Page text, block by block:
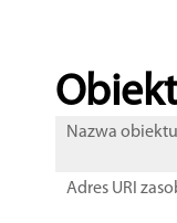
Nazwa
Adres URI